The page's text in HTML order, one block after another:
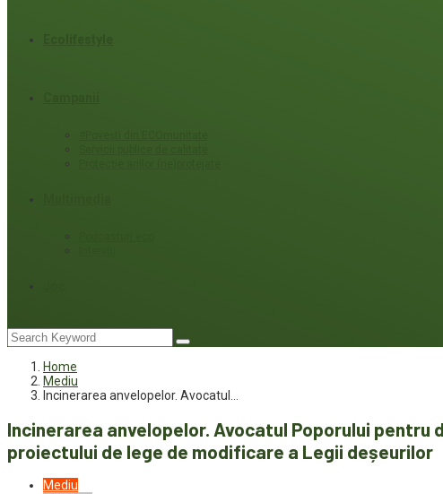
Home
Mediu
Incinerarea anvelopelor. Avocatul…
Incinerarea anvelopelor. Avocatul Poporului
proiectului de lege de modificare a Legii deșeurilor
Mediu